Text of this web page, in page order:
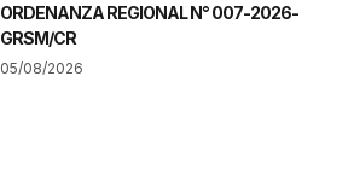
ORDENANZA REGIONAL N° 007-2026-
GRSM/CR
05/08/2026